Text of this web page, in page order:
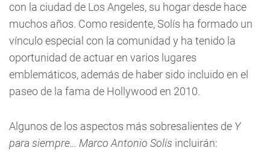
con la ciudad de Los Angeles, su hogar desde hace
muchos años. Como residente, Solís ha formado un
vínculo especial con la comunidad y ha tenido la
oportunidad de actuar en varios lugares
emblemáticos, además de haber sido incluido en el
paseo de la fama de Hollywood en 2010.
Algunos de los aspectos más sobresalientes de Y
para siempre… Marco Antonio Solís incluirán: